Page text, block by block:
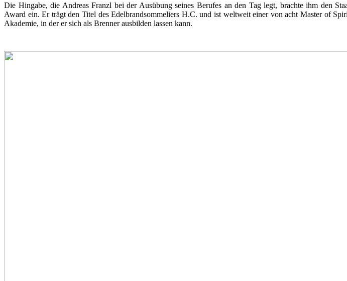
Die Hingabe, die Andreas Franzl bei der Ausübung seines Berufes an den Tag legt, brachte ihm den
Award ein. Er trägt den Titel des Edelbrandsommeliers H.C. und ist weltweit einer von acht Master of
Akademie, in der er sich als Brenner ausbilden lassen kann.